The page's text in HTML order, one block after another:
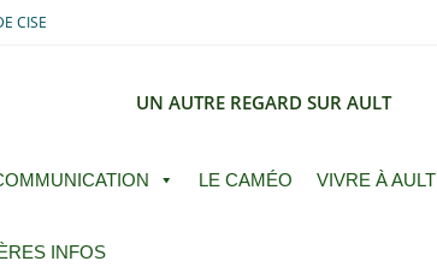
CISE
UN AUTRE REGARD SUR AULT
LE CAMÉO VIVRE À AULT
INFOS